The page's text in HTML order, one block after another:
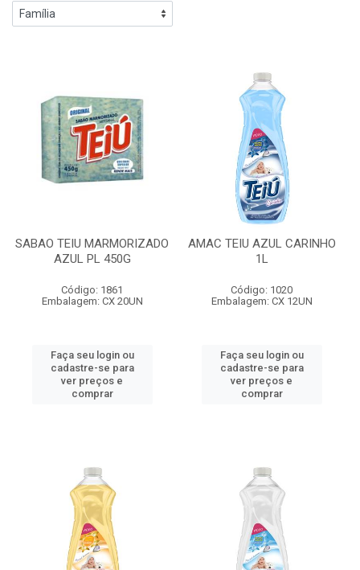
SABAO TEIU MARMORIZADO
AZUL PL 450G
Código: 1861
Embalagem: CX 20UN
Faça seu login ou
cadastre-se para
ver preços e
comprar
AMAC TEIU AZUL CARINHO
1L
Código: 1020
Embalagem: CX 12UN
Faça seu login ou
cadastre-se para
ver preços e
comprar